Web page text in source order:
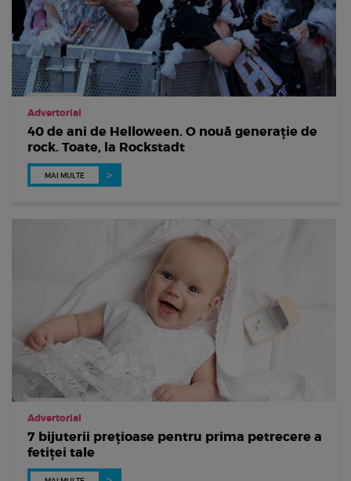
Advertorial
40 de ani de Helloween. O nouă generație de
rock. Toate, la Rockstadt
MAI MULTE
Advertorial
7 bijuterii prețioase pentru prima petrecere a
fetiței tale